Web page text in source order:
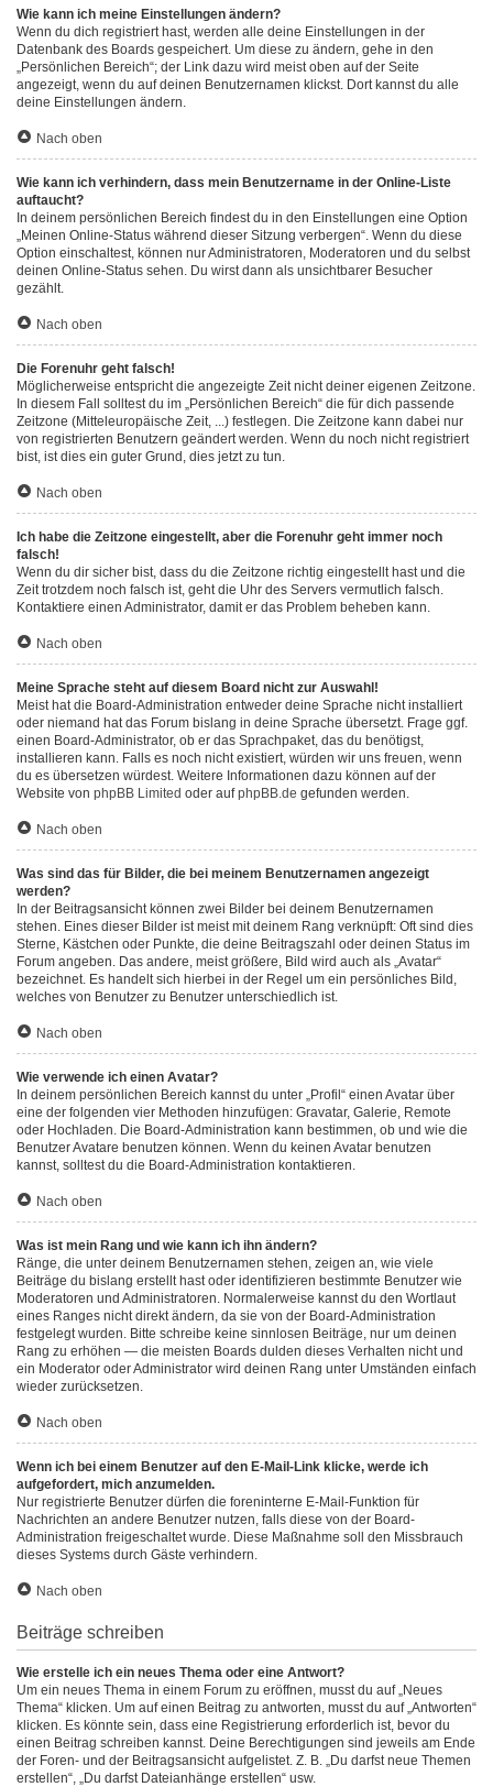
Wie kann ich meine Einstellungen ändern?
Wenn du dich registriert hast, werden alle deine Einstellungen in der
Datenbank des Boards gespeichert. Um diese zu ändern, gehe in den
„Persönlichen Bereich“; der Link dazu wird meist oben auf der Seite
angezeigt, wenn du auf deinen Benutzernamen klickst. Dort kannst du alle
deine Einstellungen ändern.
Nach oben
Wie kann ich verhindern, dass mein Benutzername in der Online-Liste
auftaucht?
In deinem persönlichen Bereich findest du in den Einstellungen eine Option
„Meinen Online-Status während dieser Sitzung verbergen“. Wenn du diese
Option einschaltest, können nur Administratoren, Moderatoren und du selbst
deinen Online-Status sehen. Du wirst dann als unsichtbarer Besucher
gezählt.
Nach oben
Die Forenuhr geht falsch!
Möglicherweise entspricht die angezeigte Zeit nicht deiner eigenen Zeitzone.
In diesem Fall solltest du im „Persönlichen Bereich“ die für dich passende
Zeitzone (Mitteleuropäische Zeit, ...) festlegen. Die Zeitzone kann dabei nur
von registrierten Benutzern geändert werden. Wenn du noch nicht registriert
bist, ist dies ein guter Grund, dies jetzt zu tun.
Nach oben
Ich habe die Zeitzone eingestellt, aber die Forenuhr geht immer noch
falsch!
Wenn du dir sicher bist, dass du die Zeitzone richtig eingestellt hast und die
Zeit trotzdem noch falsch ist, geht die Uhr des Servers vermutlich falsch.
Kontaktiere einen Administrator, damit er das Problem beheben kann.
Nach oben
Meine Sprache steht auf diesem Board nicht zur Auswahl!
Meist hat die Board-Administration entweder deine Sprache nicht installiert
oder niemand hat das Forum bislang in deine Sprache übersetzt. Frage ggf.
einen Board-Administrator, ob er das Sprachpaket, das du benötigst,
installieren kann. Falls es noch nicht existiert, würden wir uns freuen, wenn
du es übersetzen würdest. Weitere Informationen dazu können auf der
Website von phpBB Limited oder aufphpBB.de gefunden werden.
Nach oben
Was sind das für Bilder, die bei meinem Benutzernamen angezeigt
werden?
In der Beitragsansicht können zwei Bilder bei deinem Benutzernamen
stehen. Eines dieser Bilder ist meist mit deinem Rang verknüpft: Oft sind dies
Sterne, Kästchen oder Punkte, die deine Beitragszahl oder deinen Status im
Forum angeben. Das andere, meist größere, Bild wird auch als „Avatar“
bezeichnet. Es handelt sich hierbei in der Regel um ein persönliches Bild,
welches von Benutzer zu Benutzer unterschiedlich ist.
Nach oben
Wie verwende ich einen Avatar?
In deinem persönlichen Bereich kannst du unter „Profil“ einen Avatar über
eine der folgenden vier Methoden hinzufügen: Gravatar, Galerie, Remote
oder Hochladen. Die Board-Administration kann bestimmen, ob und wie die
Benutzer Avatare benutzen können. Wenn du keinen Avatar benutzen
kannst, solltest du die Board-Administration kontaktieren.
Nach oben
Was ist mein Rang und wie kann ich ihn ändern?
Ränge, die unter deinem Benutzernamen stehen, zeigen an, wie viele
Beiträge du bislang erstellt hast oder identifizieren bestimmte Benutzer wie
Moderatoren und Administratoren. Normalerweise kannst du den Wortlaut
eines Ranges nicht direkt ändern, da sie von der Board-Administration
festgelegt wurden. Bitte schreibe keine sinnlosen Beiträge, nur um deinen
Rang zu erhöhen — die meisten Boards dulden dieses Verhalten nicht und
ein Moderator oder Administrator wird deinen Rang unter Umständen einfach
wieder zurücksetzen.
Nach oben
Wenn ich bei einem Benutzer auf den E-Mail-Link klicke, werde ich
aufgefordert, mich anzumelden.
Nur registrierte Benutzer dürfen die foreninterne E-Mail-Funktion für
Nachrichten an andere Benutzer nutzen, falls diese von der Board-
Administration freigeschaltet wurde. Diese Maßnahme soll den Missbrauch
dieses Systems durch Gäste verhindern.
Nach oben
Beiträge schreiben
Wie erstelle ich ein neues Thema oder eine Antwort?
Um ein neues Thema in einem Forum zu eröffnen, musst du auf „Neues
Thema“ klicken. Um auf einen Beitrag zu antworten, musst du auf „Antworten“
klicken. Es könnte sein, dass eine Registrierung erforderlich ist, bevor du
einen Beitrag schreiben kannst. Deine Berechtigungen sind jeweils am Ende
der Foren- und der Beitragsansicht aufgelistet. Z. B. „Du darfst neue Themen
erstellen“, „Du darfst Dateianhänge erstellen“ usw.